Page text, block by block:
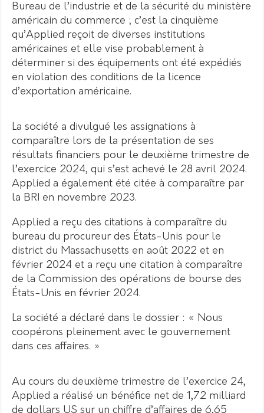
Bureau de l’industrie et de la sécurité du ministère
américain du commerce ; c’est la cinquième
qu’Applied reçoit de diverses institutions
américaines et elle vise probablement à
déterminer si des équipements ont été expédiés
en violation des conditions de la licence
d’exportation américaine.
La société a divulgué les assignations à
comparaître lors de la présentation de ses
résultats financiers pour le deuxième trimestre de
l’exercice 2024, qui s’est achevé le 28 avril 2024.
Applied a également été citée à comparaître par
la BRI en novembre 2023.
Applied a reçu des citations à comparaître du
bureau du procureur des États-Unis pour le
district du Massachusetts en août 2022 et en
février 2024 et a reçu une citation à comparaître
de la Commission des opérations de bourse des
États-Unis en février 2024.
La société a déclaré dans le dossier : « Nous
coopérons pleinement avec le gouvernement
dans ces affaires. »
Au cours du deuxième trimestre de l’exercice 24,
Applied a réalisé un bénéfice net de 1,72 milliard
de dollars US sur un chiffre d’affaires de 6,65